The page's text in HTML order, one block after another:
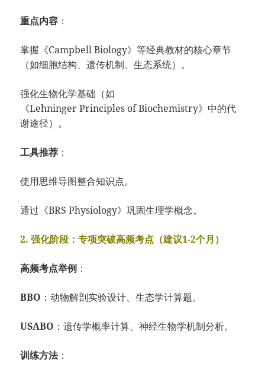
重点内容 ：
掌握《CampbellBiology》等经典教材的核心章节
（如细胞结构、遗传机制、生态系统）。
强化生物化学基础 （如
《LehningerPrinciples ofBiochemistry》中的代
谢途径）。
工具推荐 ：
使用思维导图整合知识点。
通过《BRSPhysiology》巩固生理学概念。
2. 强化阶段：专项突破高频考点（建议1-2个月）
高频考点举例 ：
BBO ：动物解剖实验设计、生态学计算题。
USABO ：遗传学概率计算、神经生物学机制分析。
训练方法：